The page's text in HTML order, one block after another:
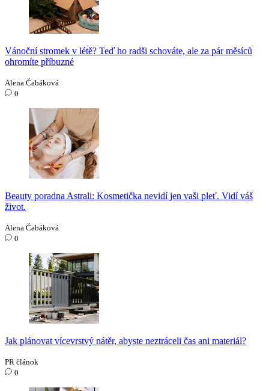
Vánoční stromek v létě? Teď ho radši schováte, ale za pár měsíců
ohromíte příbuzné
Alena Čabáková
0
Beauty poradna Astrali: Kosmetička nevidí jen vaši pleť. Vidí váš
život.
Alena Čabáková
0
Jak plánovat vícevrstvý nátěr, abyste neztráceli čas ani materiál?
PR článok
0